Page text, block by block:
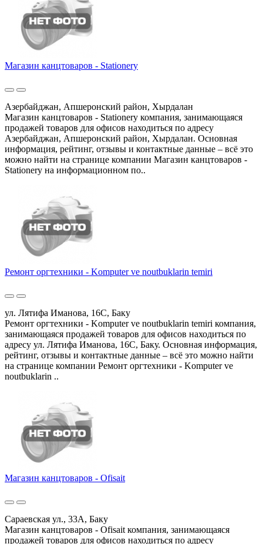
Магазин канцтоваров - Stationery
Азербайджан, Апшеронский район, Хырдалан
Магазин канцтоваров - Stationery компания, занимающаяся
продажей товаров для офисов находиться по адресу
Азербайджан, Апшеронский район, Хырдалан. Основная
информация, рейтинг, отзывы и контактные данные – всё это
можно найти на странице компании Магазин канцтоваров -
Stationery на информационном по..
Ремонт оргтехники - Komputer ve noutbuklarin temiri
ул. Лятифа Иманова, 16C, Баку
Ремонт оргтехники - Komputer ve noutbuklarin temiri компания,
занимающаяся продажей товаров для офисов находиться по
адресу ул. Лятифа Иманова, 16C, Баку. Основная информация,
рейтинг, отзывы и контактные данные – всё это можно найти
на странице компании Ремонт оргтехники - Komputer ve
noutbuklarin ..
Магазин канцтоваров - Ofisait
Сараевская ул., 33A, Баку
Магазин канцтоваров - Ofisait компания, занимающаяся
продажей товаров для офисов находиться по адресу